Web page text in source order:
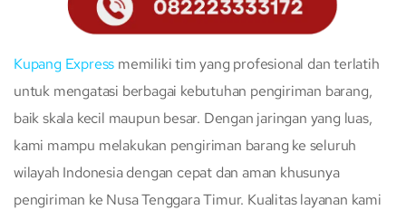
Kupang Express memiliki tim yang profesional dan terlatih
untuk mengatasi berbagai kebutuhan pengiriman barang,
baik skala kecil maupun besar. Dengan jaringan yang luas,
kami mampu melakukan pengiriman barang ke seluruh
wilayah Indonesia dengan cepat dan aman khusunya
pengiriman ke Nusa Tenggara Timur. Kualitas layanan kami